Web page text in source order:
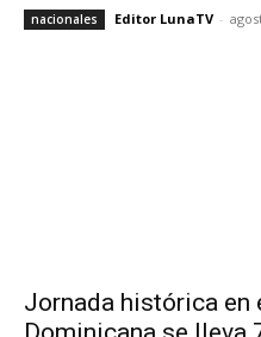
nacionales Editor LunaTV -
Jornada histórica en